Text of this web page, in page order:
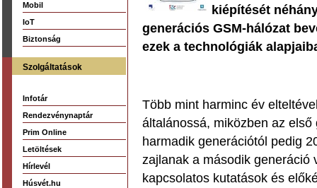
Mobil
IoT
Biztonság
Szolgáltatások
Infotár
Rendezvénynaptár
Prim Online
Letöltések
Hírlevél
Húsvét.hu
kiépítését
generációs GSM-hálózat
ezek a technológiák
Több mint harminc év
általánossá, miközben az
harmadik generációtól pedig
zajlanak a második generáció
kapcsolatos kutatások és